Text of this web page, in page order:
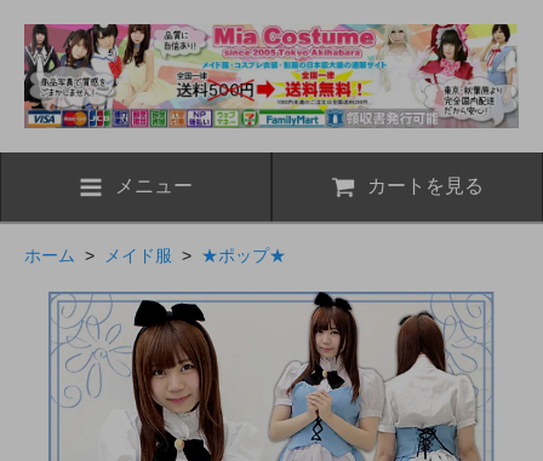
メニュー カートを見る
ホーム > メイド服 > ★ポップ★